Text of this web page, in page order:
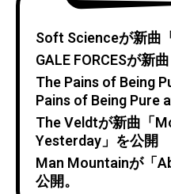
Soft Scienceが新曲
GALE FORCESが新
The Pains of Being
Pains of Being Pure
The Veldtが新曲「
Yesterday」を公開
Man Mountainが「
公開。